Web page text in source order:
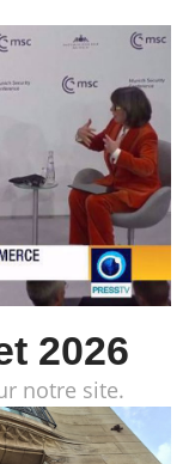
2026
notre site.